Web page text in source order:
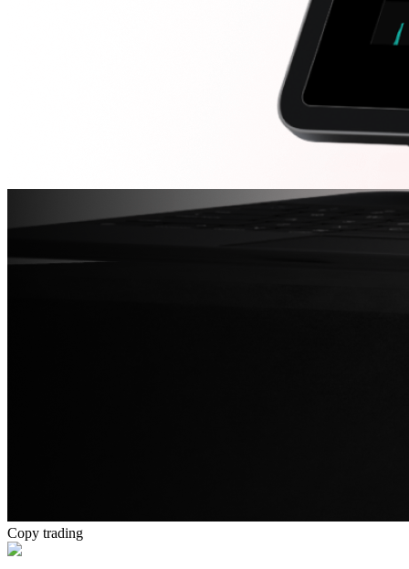
Copy trading